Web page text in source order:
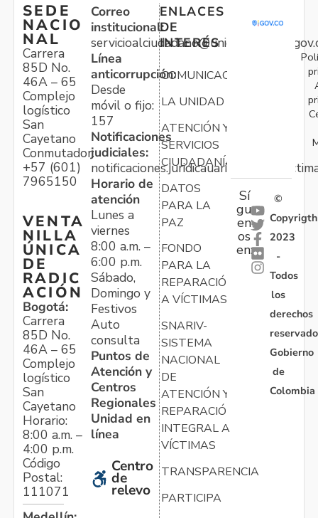
SEDE
NACIO
NAL
Carrera
85D No.
46A – 65
Complejo
logístico
San
Cayetano
Conmutador:
+57 (601)
7965150
VENTA
NILLA
ÚNICA
DE
RADIC
ACIÓN
Bogotá:
Carrera
85D No.
46A – 65
Complejo
logístico
San
Cayetano
Horario:
8:00 a.m. –
4:00 p.m.
Código
Postal:
111071
Correo
institucional:
Línea
anticorrupción:
Desde
móvil o fijo:
157
Notificaciones
judiciales:
Horario de
atención
Lunes a
viernes
8:00 a.m. –
6:00 p.m.
Sábado,
Domingo y
Festivos
Auto
consulta
Puntos de
Atención y
Centros
Regionales
Unidad en
línea
Centro
de
relevo
ENLACES
DE
INTERÉS
COMUNICACIONES
LA UNIDAD
ATENCIÓN Y
SERVICIOS
CIUDADANÍA
DATOS
PARA LA
PAZ
FONDO
PARA LA
REPARACIÓN
A VÍCTIMAS
SNARIV-
SISTEMA
NACIONAL
DE
ATENCIÓN Y
REPARACIÓN
INTEGRAL A
VÍCTIMAS
TRANSPARENCIA
PARTICIPA
Sí
gu
en
os
en:
©
Copyrigth
2023
-
Todos
los
derechos
Gobierno
de
Colombia